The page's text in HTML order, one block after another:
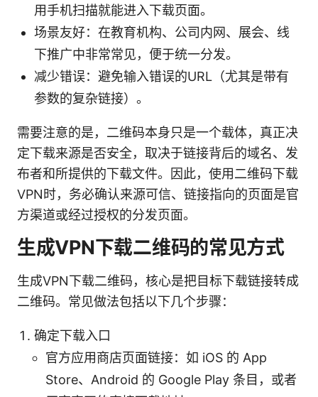
用手机扫描就能进入下载页面。
场景友好：在教育机构、公司内网、展会、线
下推广中非常常见，便于统一分发。
减少错误：避免输入错误的URL（尤其是带有
参数的复杂链接）。
需要注意的是，二维码本身只是一个载体，真正决
定下载来源是否安全，取决于链接背后的域名、发
布者和所提供的下载文件。因此，使用二维码下载
VPN时，务必确认来源可信、链接指向的页面是官
方渠道或经过授权的分发页面。
生成VPN下载二维码的常见方式
生成VPN下载二维码，核心是把目标下载链接转成
二维码。常见做法包括以下几个步骤：
确定下载入口
官方应用商店页面链接：如 iOS 的 App
Store、Android 的 Google Play 条目，或者